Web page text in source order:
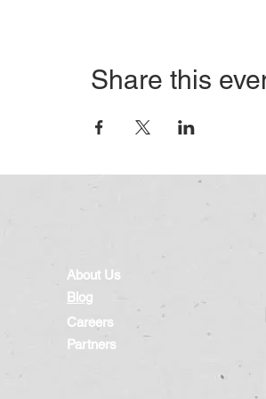
Share this
About Us
Blog
Careers
Partners